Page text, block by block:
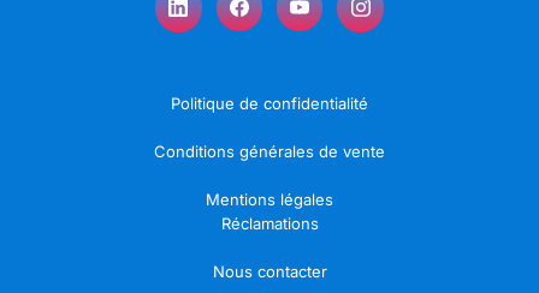
Politique de confidentialité
Conditions générales de vente
Mentions légales
Réclamations
Nous contacter